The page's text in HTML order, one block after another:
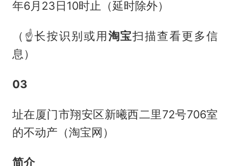
年6月23日10时止（延时除外）
（☝长按识别或用 淘宝扫描查看更多信
息）
03
址在厦门市翔安区新曦西二里72号706室
的不动产（淘宝网）
简介